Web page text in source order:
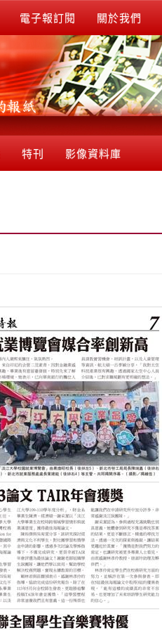
電子報訂閱 關於我們
特刊 影像資料庫